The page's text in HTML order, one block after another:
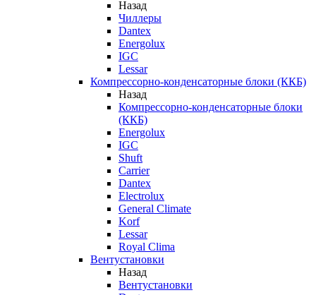
Назад
Чиллеры
Dantex
Energolux
IGC
Lessar
Компрессорно-конденсаторные блоки (ККБ)
Назад
Компрессорно-конденсаторные блоки
(ККБ)
Energolux
IGC
Shuft
Carrier
Dantex
Electrolux
General Climate
Korf
Lessar
Royal Clima
Вентустановки
Назад
Вентустановки